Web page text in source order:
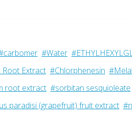
#Water
Root Extract #Chlorphenesin
root extract #sorbitan sesquioleate
paradisi (grapefruit) fruit extract